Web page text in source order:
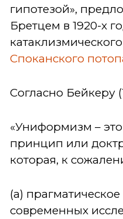
гипотезой»,
Бретцем в 1920-х
Споканского
Согласно Бейкеру
«Униформизм –
принцип или
которая, к
(а)
современных